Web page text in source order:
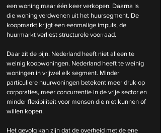
een woning maar één keer verkopen. Daarna is
die woning verdwenen uit het huursegment. De
koopmarkt krijgt een eenmalige impuls, de
huurmarkt verliest structurele voorraad.
Daar zit de pijn. Nederland heeft niet alleen te
weinig koopwoningen. Nederland heeft te weinig
woningen in vrijwel elk segment. Minder
particuliere huurwoningen betekent meer druk op
corporaties, meer concurrentie in de vrije sector en
minder flexibiliteit voor mensen die niet kunnen of
willen kopen.
Het gevolg kan zijn dat de overheid met de ene